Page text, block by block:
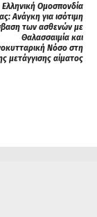
Ελληνική Ομοσπονδία
Ανάγκη για ισότιμη
των ασθενών με
Θαλασσαιμία και
Νόσο στη
μετάγγισης αίματος